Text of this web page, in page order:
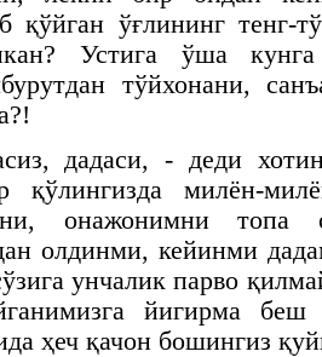
қўйган ўғлининг тенг-
Устига ўша
тўйхонани,
дадаси, - деди
милён-
онажонимни топа
олдинми, кейинми
унчалик парво
йигирма
ҳеч қачон бошингиз